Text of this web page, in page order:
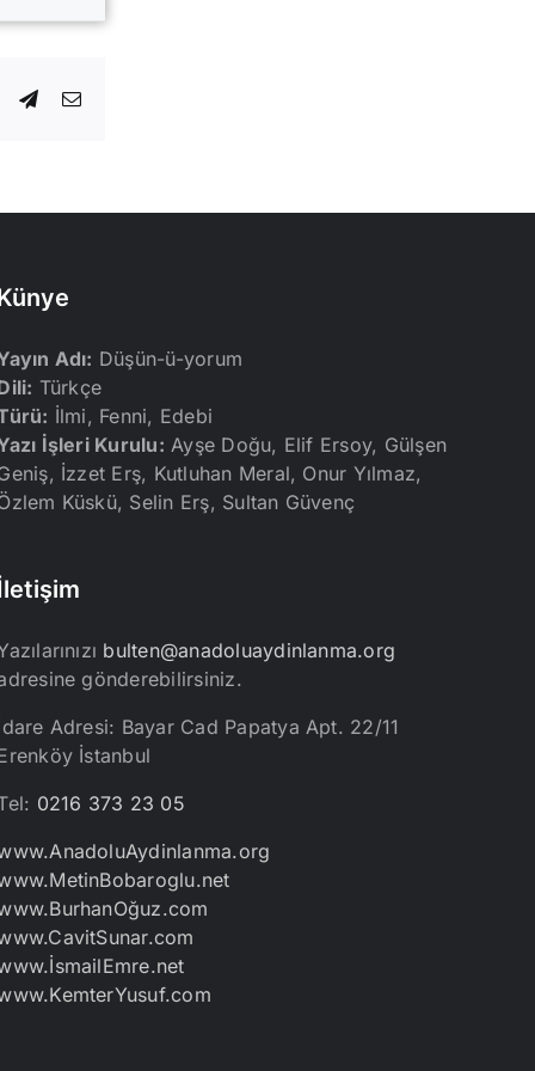
Telegram
E-
Adı: Düşün-ü-yorum
Türkçe
İlmi, Fenni, Edebi
İşleri Kurulu: Ayşe Doğu, Elif Ersoy, Gülşen
İzzet Erş, Kutluhan Meral, Onur Yılmaz,
Küskü, Selin Erş, Sultan Güvenç
bulten@anadoluaydinlanma.org
gönderebilirsiniz.
Adresi: Bayar Cad Papatya Apt. 22/11
İstanbul
0216 373 23 05